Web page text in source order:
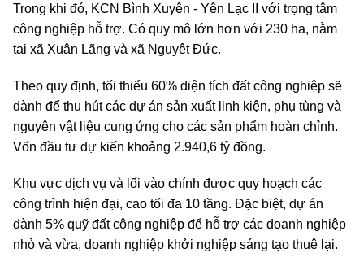
Trong khi đó, KCN Bình Xuyên - Yên Lạc II với trọng tâm
công nghiệp hỗ trợ. Có quy mô lớn hơn với 230 ha, nằm
tại xã Xuân Lãng và xã Nguyệt Đức.
Theo quy định, tối thiểu 60% diện tích đất công nghiệp sẽ
dành để thu hút các dự án sản xuất linh kiện, phụ tùng và
nguyên vật liệu cung ứng cho các sản phẩm hoàn chỉnh.
Vốn đầu tư dự kiến khoảng 2.940,6 tỷ đồng.
Khu vực dịch vụ và lối vào chính được quy hoạch các
công trình hiện đại, cao tối đa 10 tầng. Đặc biệt, dự án
dành 5% quỹ đất công nghiệp để hỗ trợ các doanh nghiệp
nhỏ và vừa, doanh nghiệp khởi nghiệp sáng tạo thuê lại.